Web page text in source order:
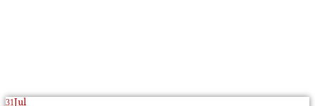
31Jul